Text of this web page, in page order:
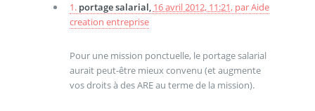
1. portage salarial, 16 avril 2012, 11:21, parAide
creation entreprise
Pour une mission ponctuelle, le portage salarial
aurait peut-être mieux convenu (et augmente
vos droits à des ARE au terme de la mission).